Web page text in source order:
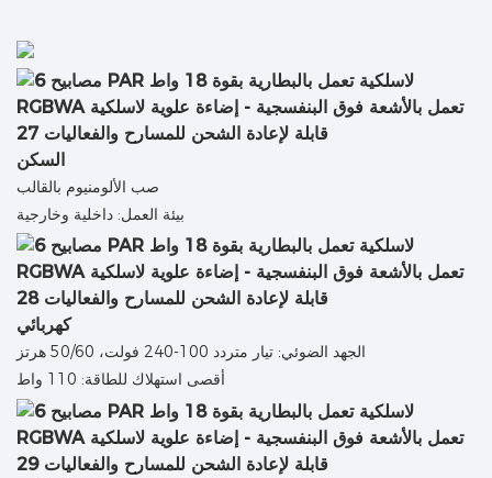
السكن
صب الألومنيوم بالقالب
بيئة العمل: داخلية وخارجية
كهربائي
الجهد الضوئي: تيار متردد 100-240 فولت، 50/60 هرتز
أقصى استهلاك للطاقة: 110 واط